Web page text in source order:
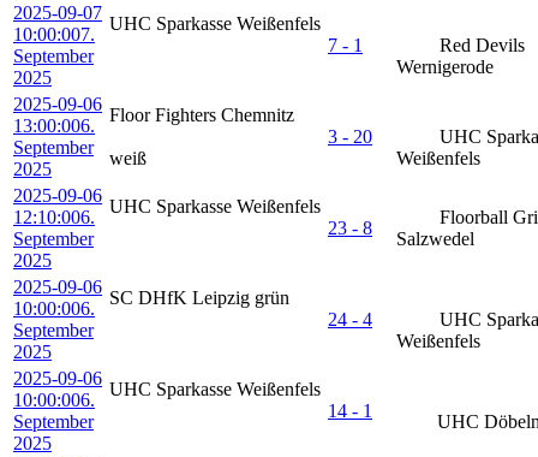
2025-09-07
10:00:007.
September
2025
UHC Sparkasse Weißenfels
7 - 1
Red Devils
Wernigerode
2025-09-06
13:00:006.
September
2025
Floor Fighters Chemnitz
weiß
3 - 20
UHC
Weißenfels
2025-09-06
12:10:006.
September
2025
UHC Sparkasse Weißenfels
23 - 8
Floorball
Salzwedel
2025-09-06
10:00:006.
September
2025
SC DHfK Leipzig grün
24 - 4
UHC
Weißenfels
2025-09-06
10:00:006.
September
2025
UHC Sparkasse Weißenfels
14 - 1
UHC